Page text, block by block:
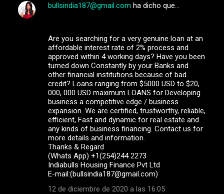
bullsindia187@gmail.com ha dicho que…
Are you searching for a very genuine loan at an
affordable interest rate of 2% process and
approved within 4 working days? Have you been
turned down Constantly by your Banks and
other financial institutions because of bad
credit? Loans ranging from $5000 USD to $20,
000, 000 USD maximum LOANS for Developing
business a competitive edge / business
expansion. We are certified, trustworthy, reliable,
efficient, Fast and dynamic for real estate and
any kinds of business financing. Contact us for
more details and information.
Thanks & Regard
(Whats App) +1(254)244 2273
Indiabulls Housing Finance Pvt Ltd
E-mail:(bullsindia187@gmail.com)
12 de diciembre de 2020 a las 16:05